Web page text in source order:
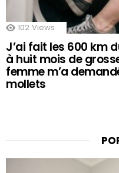
102 Views
J’ai fait les 600 km
à huit mois de
femme m’a
mollets